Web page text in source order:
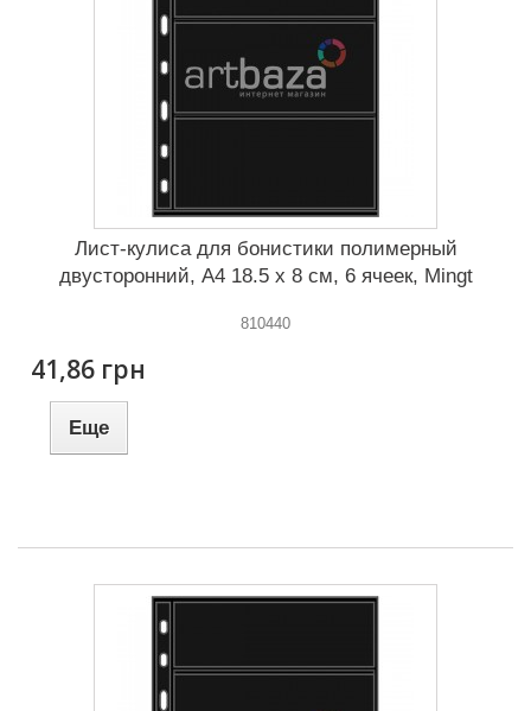
Лист-кулиса для бонистики полимерный
двусторонний, А4 18.5 x 8 cм, 6 ячеек, Mingt
810440
41,86 грн
Еще